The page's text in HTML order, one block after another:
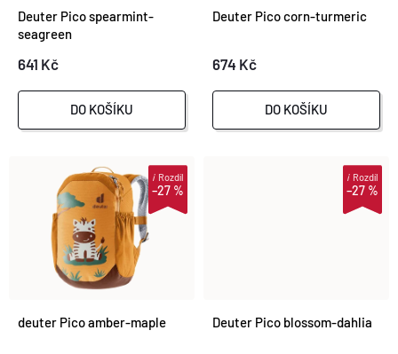
P
R
S
K
Deuter Pico spearmint-
seagreen
641 Kč
DO KOŠÍKU
Deuter Pico corn-turmeric
674 Kč
DO KOŠÍKU
–27 %
iRozdíl
deuter Pico amber-maple
–27 %
iRozdíl
Deuter Pico blossom-dahlia